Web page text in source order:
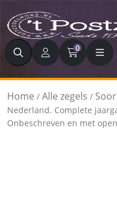
Zoeken 0
Home / Alle zegels /
Nederland. Complete
Onbeschreven en met